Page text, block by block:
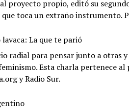
proyecto propio, editó su
que toca un extraño instrumento.
La que te parió
radial para pensar junto a otras
Esta charla pertenece
y Radio Sur.